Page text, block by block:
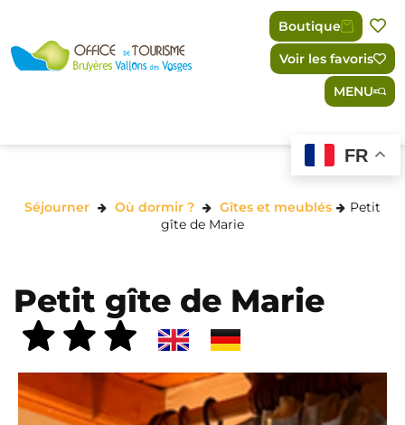
Boutique
Voir les favoris
MENU
FR
Séjourner Où dormir ? Gîtes et meublés
Petit
gîte de Marie
Petit gîte de Marie